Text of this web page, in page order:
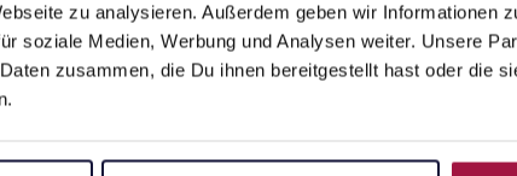
zu analysieren. Außerdem geben wir Informationen
soziale Medien, Werbung und Analysen weiter. Unsere
zusammen, die Du ihnen bereitgestellt hast oder die
beliefert: